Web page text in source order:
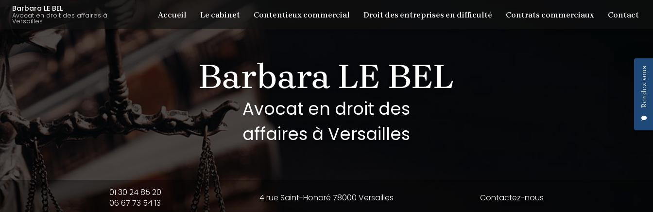
Aller
contenu
principal
Barbara LE BEL
Avocat en droit des affaires à
Versailles
Rendez-vous
Accueil
Le cabinet Contentieux commercial Droit des entreprises en difficulté Contrats commerciaux Contact
Avocat en droit des
affaires à Versailles
01 30 24 85 20
06 67 73 54 13
4 rue Saint-Honoré 78000 Versailles Contactez-nous